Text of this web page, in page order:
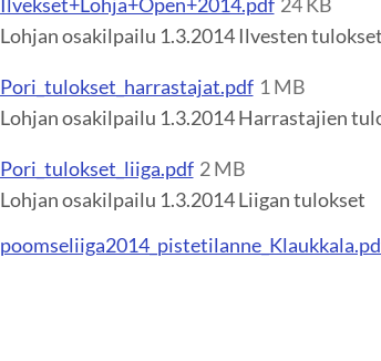
Lohjan osakilpailu 1.3.2014 Ilvesten tulokset
Pori_tulokset_harrastajat.pdf 1 MB
Lohjan osakilpailu 1.3.2014 Harrastajien
Pori_tulokset_liiga.pdf 2 MB
Lohjan osakilpailu 1.3.2014 Liigan tulokset